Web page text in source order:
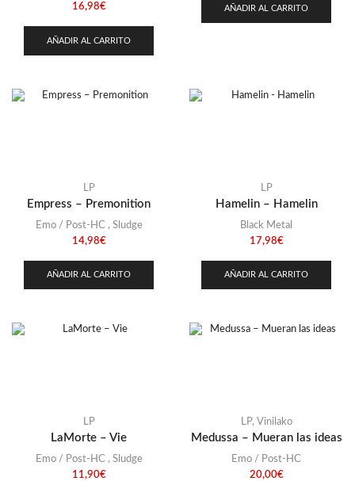
16,98€
AÑADIR AL CARRITO
AÑADIR AL CARRITO
LP
Empress – Premonition
Emo / Post-HC , Sludge
14,98€
AÑADIR AL CARRITO
LP
Hamelin – Hamelin
Black Metal
17,98€
AÑADIR AL CARRITO
LP
LaMorte – Vie
Emo / Post-HC , Sludge
11,90€
LP, Vinilako
Medussa – Mueran las ideas
Emo / Post-HC
20,00€